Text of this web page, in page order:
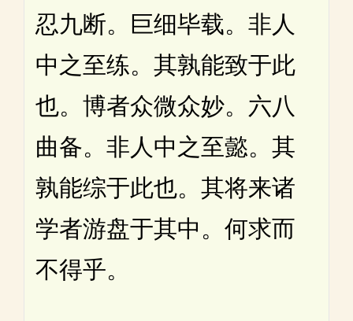
忍九断。巨细毕载。非人
中之至练。其孰能致于此
也。博者众微众妙。六八
曲备。非人中之至懿。其
孰能综于此也。其将来诸
学者游盘于其中。何求而
不得乎。